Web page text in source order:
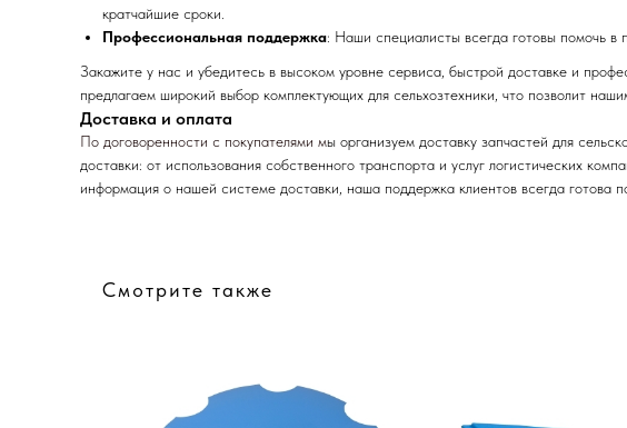
кратчайшие сроки.
Профессиональная поддержка: Наши специалисты всегда готовы помочь в
Закажите у нас и убедитесь в высоком уровне сервиса, быстрой доставке и
предлагаем широкий выбор комплектующих для сельхозтехники, что позволит
Доставка и оплата
По договоренности с покупателями мы организуем доставку запчастей для
доставки: от использования собственного транспорта и услуг логистических
информация о нашей системе доставки, наша поддержка клиентов всегда
Смотрите также